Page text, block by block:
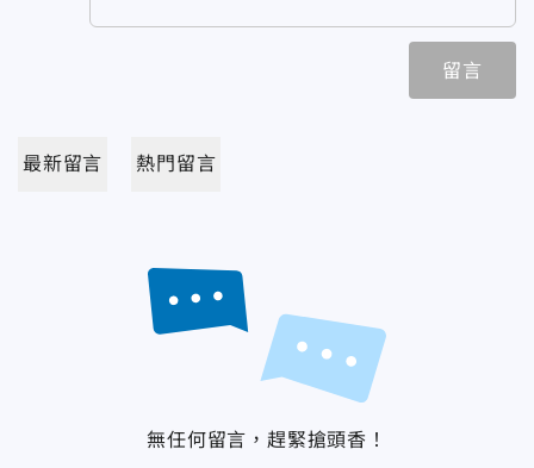
留言
最新留言 熱門留言
無任何留言，趕緊搶頭香！